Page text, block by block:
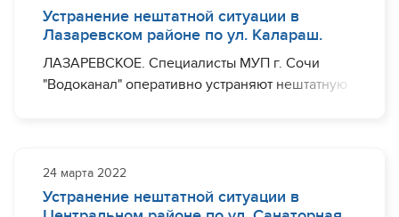
Завершить необходимый комплекс работ
планируется до 14:00.
Устранение нештатной ситуации в
Лазаревском районе по ул. Калараш.
ЛАЗАРЕВСКОЕ. Специалисты МУП г. Сочи
"Водоканал" оперативно устраняют нештатную
наблюдаться (частично) ул. Павлова, ул.
Калараш, ул. Изумрудная.
Устранение нештатной ситуации в
24 марта 2022